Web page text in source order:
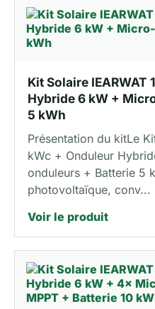
Kit Solaire IEARWAT
Hybride 6 kW +
5 kWh
Présentation du kitLe
kWc + Onduleur
onduleurs + Batterie 5
photovoltaïque, conv...
Voir le produit